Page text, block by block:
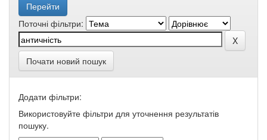
Поточні фільтри:
Почати новий пошук
Додати фільтри:
Використовуйте фільтри для уточнення результатів
пошуку.